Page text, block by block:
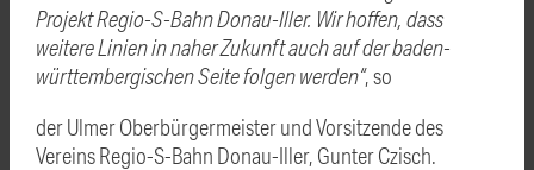
Projekt Regio-S-Bahn Donau-Iller. Wir hoffen, dass
weitere Linien in naher Zukunft auch auf der baden-
württembergischen Seite folgen werden“, so
der Ulmer Oberbürgermeister und Vorsitzende des
Vereins Regio-S-Bahn Donau-Iller, Gunter Czisch.